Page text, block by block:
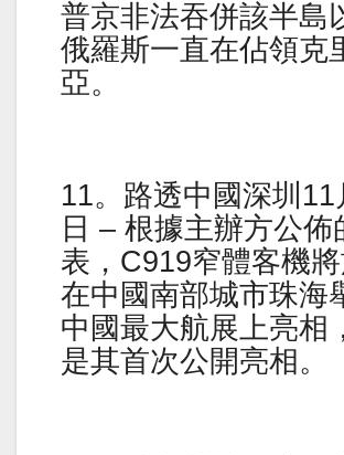
普京非法吞併該半島
俄羅斯一直在佔領克
亞。
11。路透中國深圳11
日 – 根據主辦方公佈
表，C919窄體客機
在中國南部城市珠海
中國最大航展上亮相
是其首次公開亮相。